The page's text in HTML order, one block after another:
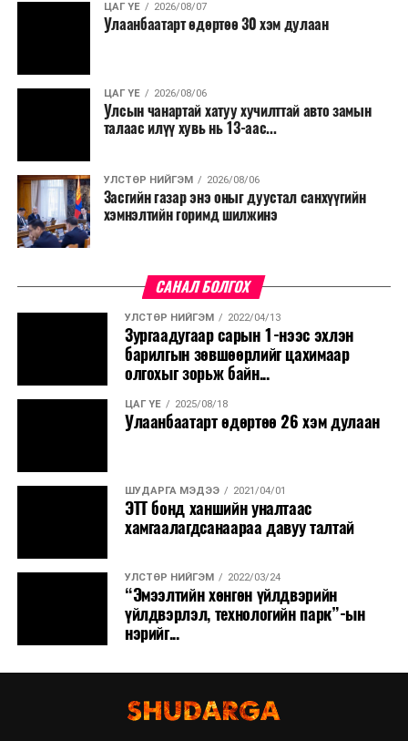
ЦАГ ҮЕ 2026/08/07
Улаанбаатарт өдөртөө 30 хэм дулаан
ЦАГ ҮЕ 2026/08/06
Улсын чанартай хатуу хучилттай авто замын
талаас илүү хувь нь 13-аас...
УЛСТӨР НИЙГЭМ 2026/08/06
Засгийн газар энэ оныг дуустал санхүүгийн
хэмнэлтийн горимд шилжинэ
САНАЛ БОЛГОХ
УЛСТӨР НИЙГЭМ 2022/04/13
Зургаадугаар сарын 1-нээс эхлэн
барилгын зөвшөөрлийг цахимаар
олгохыг зорьж байн...
ЦАГ ҮЕ 2025/08/18
Улаанбаатарт өдөртөө 26 хэм дулаан
ШУДАРГА МЭДЭЭ 2021/04/01
ЭТТ бонд ханшийн уналтаас
хамгаалагдсанаараа давуу талтай
УЛСТӨР НИЙГЭМ 2022/03/24
“Эмээлтийн хөнгөн үйлдвэрийн
үйлдвэрлэл, технологийн парк”-ын
нэрийг...